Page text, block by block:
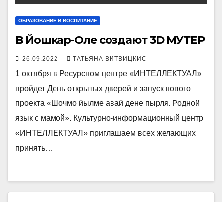
ОБРАЗОВАНИЕ И ВОСПИТАНИЕ
В Йошкар-Оле создают 3D МУТЕР
26.09.2022 ТАТЬЯНА ВИТВИЦКИС
1 октября в Ресурсном центре «ИНТЕЛЛЕКТУАЛ»
пройдет День открытых дверей и запуск нового
проекта «Шочмо йылме авай дене пырля. Родной
язык с мамой». Культурно-информационный центр
«ИНТЕЛЛЕКТУАЛ» приглашаем всех желающих
принять…